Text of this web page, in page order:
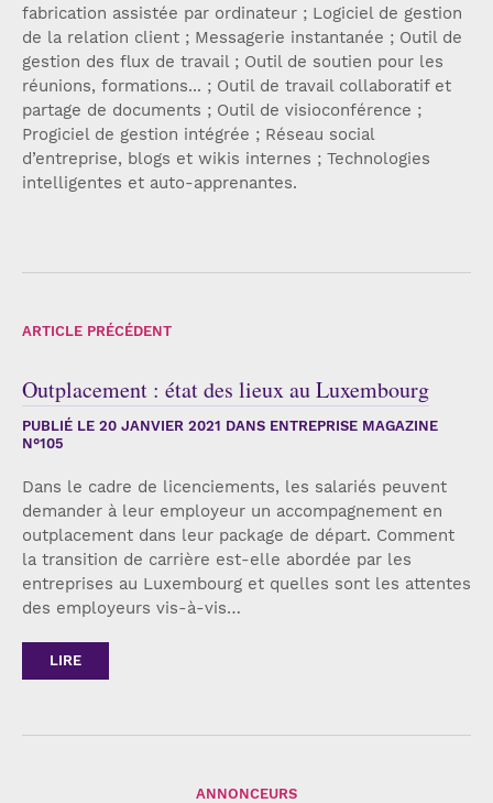
fabrication assistée par ordinateur ; Logiciel de gestion
de la relation client ; Messagerie instantanée ; Outil de
gestion des flux de travail ; Outil de soutien pour les
réunions, formations... ; Outil de travail collaboratif et
partage de documents ; Outil de visioconférence ;
Progiciel de gestion intégrée ; Réseau social
d’entreprise, blogs et wikis internes ; Technologies
intelligentes et auto-apprenantes.
ARTICLE PRÉCÉDENT
Outplacement : état des lieux au Luxembourg
PUBLIÉ LE 20 JANVIER 2021 DANS ENTREPRISE MAGAZINE
N°105
Dans le cadre de licenciements, les salariés peuvent
demander à leur employeur un accompagnement en
outplacement dans leur package de départ. Comment
la transition de carrière est-elle abordée par les
entreprises au Luxembourg et quelles sont les attentes
des employeurs vis-à-vis…
LIRE
ANNONCEURS